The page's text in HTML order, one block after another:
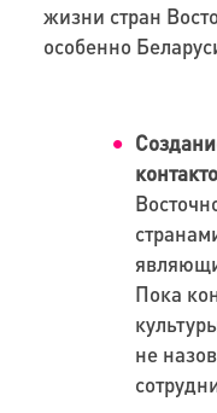
жизни стран
особенно
Пока
не